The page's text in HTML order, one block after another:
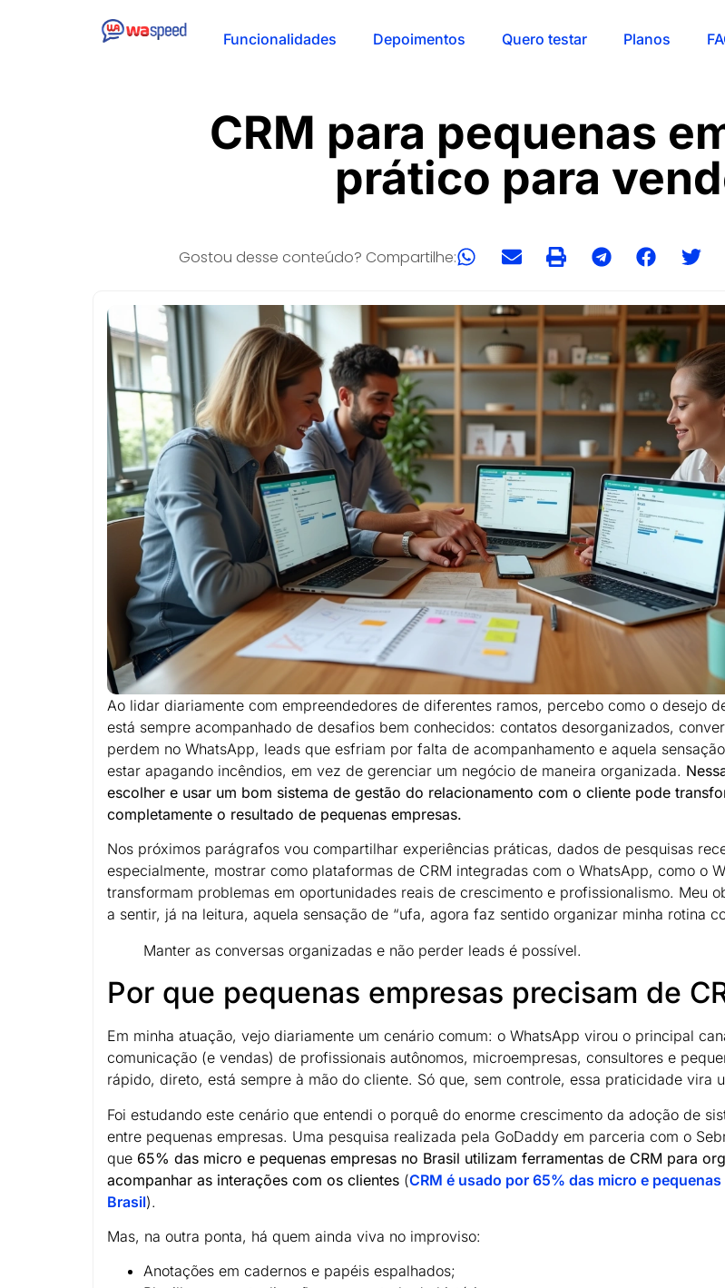
Funcionalidades Depoimentos Quero testar Planos
CRM para pequenas
prático para
Gostou desse conteúdo? Compartilhe:
Ao lidar diariamente com empreendedores de diferentes ramos, percebo como o desejo
está sempre acompanhado de desafios bem conhecidos: contatos desorganizados,
perdem no WhatsApp, leads que esfriam por falta de acompanhamento e aquela
estar apagando incêndios, em vez de gerenciar um negócio de maneira organizada.
escolher e usar um bom sistema de gestão do relacionamento com o cliente pode
completamente o resultado de pequenas empresas.
Nos próximos parágrafos vou compartilhar experiências práticas, dados de pesquisas
especialmente, mostrar como plataformas de CRM integradas com o WhatsApp, como o
transformam problemas em oportunidades reais de crescimento e profissionalismo. Meu
a sentir, já na leitura, aquela sensação de “ufa, agora faz sentido organizar minha rotina
Manter as conversas organizadas e não perder leads é possível.
Por que pequenas empresas precisam de
Em minha atuação, vejo diariamente um cenário comum: o WhatsApp virou o principal
comunicação (e vendas) de profissionais autônomos, microempresas, consultores e
rápido, direto, está sempre à mão do cliente. Só que, sem controle, essa praticidade vira
Foi estudando este cenário que entendi o porquê do enorme crescimento da adoção de
entre pequenas empresas. Uma pesquisa realizada pela GoDaddy em parceria com o
que 65% das micro e pequenas empresas no Brasil utilizam ferramentas de CRM para
acompanhar as interações com os clientes (CRM é usado por 65% das micro e
Brasil).
Mas, na outra ponta, há quem ainda viva no improviso:
Anotações em cadernos e papéis espalhados;